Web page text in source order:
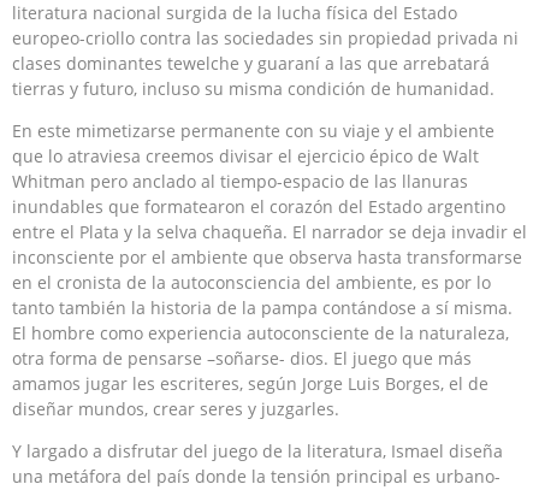
literatura nacional surgida de la lucha física del Estado
europeo-criollo contra las sociedades sin propiedad privada ni
clases dominantes tewelche y guaraní a las que arrebatará
tierras y futuro, incluso su misma condición de humanidad.
En este mimetizarse permanente con su viaje y el ambiente
que lo atraviesa creemos divisar el ejercicio épico de Walt
Whitman pero anclado al tiempo-espacio de las llanuras
inundables que formatearon el corazón del Estado argentino
entre el Plata y la selva chaqueña. El narrador se deja invadir el
inconsciente por el ambiente que observa hasta transformarse
en el cronista de la autoconsciencia del ambiente, es por lo
tanto también la historia de la pampa contándose a sí misma.
El hombre como experiencia autoconsciente de la naturaleza,
otra forma de pensarse –soñarse- dios. El juego que más
amamos jugar les escriteres, según Jorge Luis Borges, el de
diseñar mundos, crear seres y juzgarles.
Y largado a disfrutar del juego de la literatura, Ismael diseña
una metáfora del país donde la tensión principal es urbano-